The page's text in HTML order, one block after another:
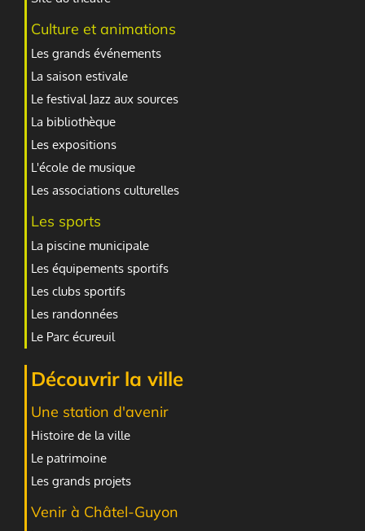
Culture et animations
Les grands événements
La saison estivale
Le festival Jazz aux sources
La bibliothèque
Les expositions
L'école de musique
Les associations culturelles
Les sports
La piscine municipale
Les équipements sportifs
Les clubs sportifs
Les randonnées
Le Parc écureuil
Découvrir la ville
Une station d'avenir
Histoire de la ville
Le patrimoine
Les grands projets
Venir à Châtel-Guyon